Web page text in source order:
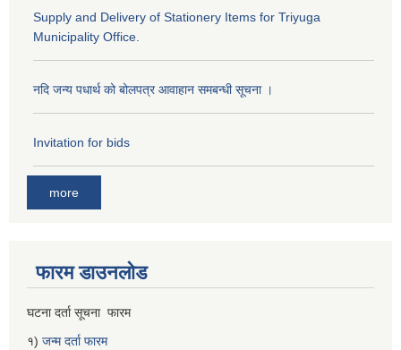
Supply and Delivery of Stationery Items for Triyuga
Municipality Office.
नदि जन्य पधार्थ को बोलपत्र आवाहान समबन्धी सूचना ।
Invitation for bids
more
फारम डाउनलोड
घटना दर्ता सूचना फारम
१) जन्म दर्ता फारम